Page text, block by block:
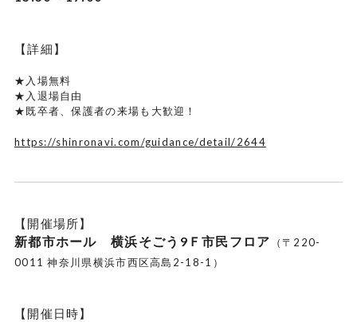
【詳細】
★入場無料
★入退場自由
★既卒者、保護者の来場も大歓迎！
https://shinronavi.com/guidance/detail/2644
【開催場所】
新都市ホール 横浜そごう9Ｆ市民フロア
（〒220-
0011 神奈川県横浜市西区高島2-18-1）
【開催日時】